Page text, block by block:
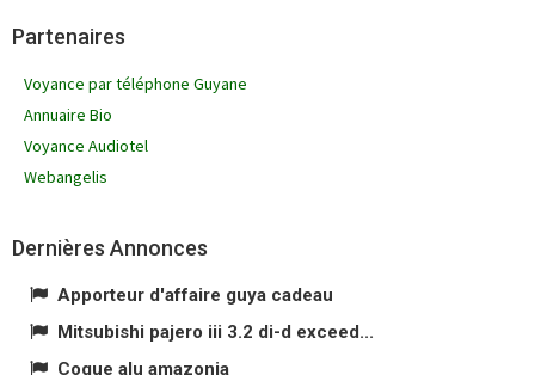
Partenaires
Voyance par téléphone Guyane
Annuaire Bio
Voyance Audiotel
Webangelis
Dernières Annonces
Apporteur d'affaire guya cadeau
Mitsubishi pajero iii 3.2 di-d exceed...
Coque alu amazonia